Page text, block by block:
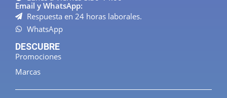
Email y WhatsApp:
Respuesta en 24 horas laborales.
WhatsApp
DESCUBRE
Promociones
Marcas